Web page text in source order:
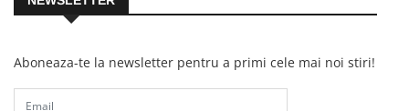
Aboneaza-te la newsletter pentru a primi cele mai noi stiri!